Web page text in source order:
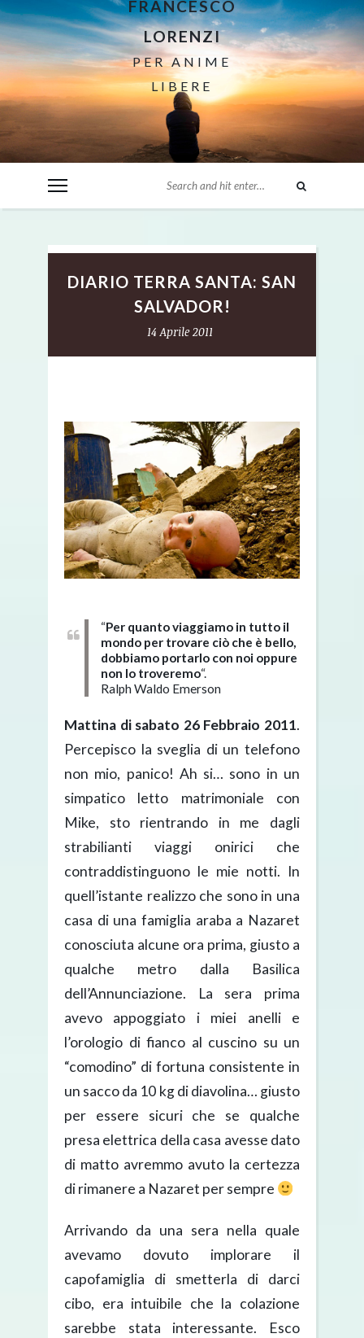
FRANCESCO
LORENZI
PER ANIME
LIBERE
DIARIO TERRA SANTA: SAN
SALVADOR!
14 Aprile 2011
“Per quanto viaggiamo in tutto il
mondo per trovare ciò che è bello,
dobbiamo portarlo con noi oppure
non lo troveremo“.
Ralph Waldo Emerson
Mattina di sabato 26 Febbraio 2011.
Percepisco la sveglia di un telefono
non mio, panico! Ah si… sono in un
simpatico letto matrimoniale con
Mike, sto rientrando in me dagli
strabilianti viaggi onirici che
contraddistinguono le mie notti. In
quell’istante realizzo che sono in una
casa di una famiglia araba a Nazaret
conosciuta alcune ora prima, giusto a
qualche metro dalla Basilica
dell’Annunciazione. La sera prima
avevo appoggiato i miei anelli e
l’orologio di fianco al cuscino su un
“comodino” di fortuna consistente in
un sacco da 10 kg di diavolina… giusto
per essere sicuri che se qualche
presa elettrica della casa avesse dato
di matto avremmo avuto la certezza
di rimanere a Nazaret per sempre
Arrivando da una sera nella quale
avevamo dovuto implorare il
capofamiglia di smetterla di darci
cibo, era intuibile che la colazione
sarebbe stata interessante. Esco